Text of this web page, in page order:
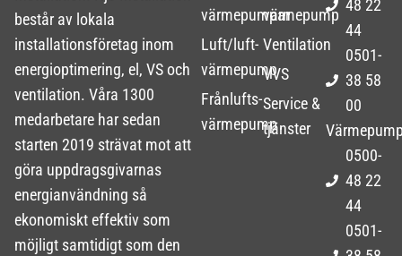
består av lokala
installationsföretag inom
energioptimering, el, VS och
ventilation. Våra 1300
medarbetare har sedan
starten 2019 strävat mot att
göra uppdragsgivarnas
energianvändning så
ekonomiskt effektiv som
möjligt samtidigt som den
värmepumpar
Luft/luft-
värmepump
Frånlufts-
värmepump
värmepump
Ventilation
VVS
Service &
tjänster
48 22
44
0501-
38 58
00
0500-
48 22
44
0501-